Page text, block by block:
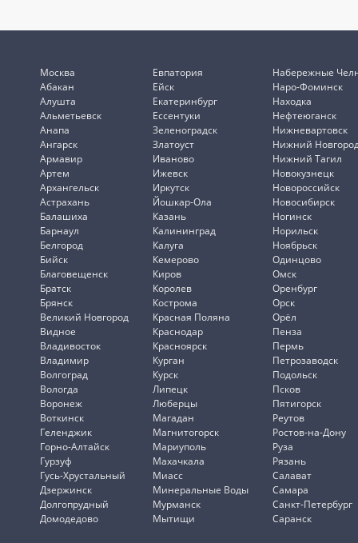
Москва
Абакан
Алушта
Альметьевск
Анапа
Ангарск
Армавир
Артем
Архангельск
Астрахань
Балашиха
Барнаул
Белгород
Бийск
Благовещенск
Братск
Брянск
Великий Новгород
Видное
Владивосток
Владимир
Волгоград
Вологда
Воронеж
Воткинск
Геленджик
Горно-Алтайск
Гурзуф
Гусь-Хрустальный
Дзержинск
Долгопрудный
Домодедово
Евпатория
Ейск
Екатеринбург
Ессентуки
Зеленоградск
Златоуст
Иваново
Ижевск
Иркутск
Йошкар-Ола
Казань
Калининград
Калуга
Кемерово
Киров
Королев
Кострома
Красная Поляна
Краснодар
Красноярск
Курган
Курск
Липецк
Люберцы
Магадан
Магнитогорск
Мариуполь
Махачкала
Миасс
Минеральные Воды
Мурманск
Мытищи
Набережные
Наро-Фоминск
Находка
Нефтеюганск
Нижневартовск
Нижний
Нижний Тагил
Новокузнецк
Новороссийск
Новосибирск
Ногинск
Норильск
Ноябрьск
Одинцово
Омск
Оренбург
Орск
Орёл
Пенза
Пермь
Петрозаводск
Подольск
Псков
Пятигорск
Реутов
Ростов-на-Дону
Руза
Рязань
Салават
Самара
Санкт-Петербург
Саранск